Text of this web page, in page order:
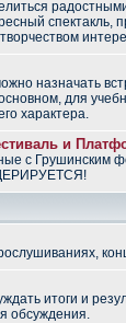
спектакль,
назначать
для
характера.
и
с Грушинским
итоги и
обсуждения.